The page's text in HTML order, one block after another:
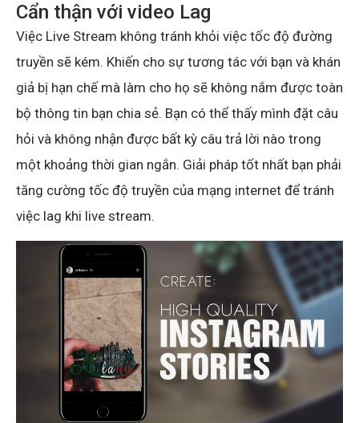
Cẩn thận với video Lag
Việc Live Stream không tránh khỏi việc tốc độ đường
truyền sẽ kém. Khiến cho sự tương tác với bạn và khán
giả bị hạn chế mà làm cho họ sẽ không nắm được toàn
bộ thông tin bạn chia sẻ. Bạn có thể thấy mình đặt câu
hỏi và không nhận được bất kỳ câu trả lời nào trong
một khoảng thời gian ngắn. Giải pháp tốt nhất bạn phải
tăng cường tốc độ truyền của mạng internet để tránh
việc lag khi live stream.